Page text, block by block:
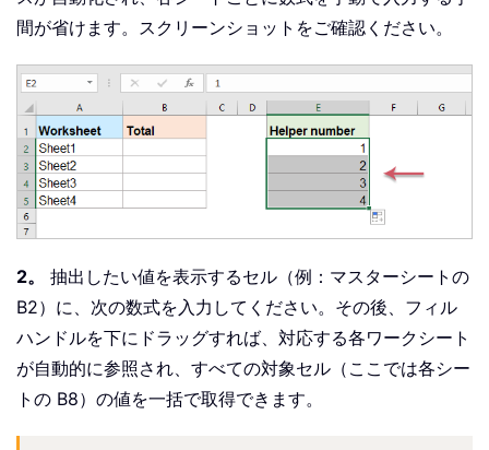
間が省けます。スクリーンショットをご確認ください。
2。
抽出したい値を表示するセル（例：マスターシートの
B2）に、次の数式を入力してください。その後、フィル
ハンドルを下にドラッグすれば、対応する各ワークシート
が自動的に参照され、すべての対象セル（ここでは各シー
トの B8）の値を一括で取得できます。